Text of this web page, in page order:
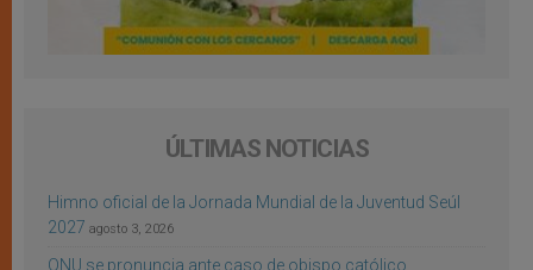
ÚLTIMAS NOTICIAS
Himno oficial de la Jornada Mundial de la Juventud Seúl
2027 agosto 3, 2026
ONU se pronuncia ante caso de obispo católico